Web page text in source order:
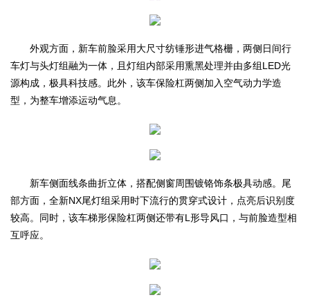
外观方面，新车前脸采用大尺寸纺锤形进气格栅，两侧日间行
车灯与头灯组融为一体，且灯组内部采用熏黑处理并由多组LED光
源构成，极具科技感。此外，该车保险杠两侧加入空气动力学造
型，为整车增添运动气息。
新车侧面线条曲折立体，搭配侧窗周围镀铬饰条极具动感。尾
部方面，全新NX尾灯组采用时下流行的贯穿式设计，点亮后识别度
较高。同时，该车梯形保险杠两侧还带有L形导风口，与前脸造型相
互呼应。